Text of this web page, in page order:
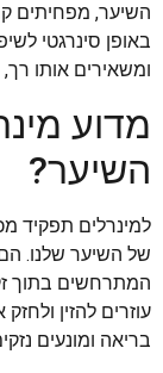
השיער, מפחיתים
באופן סינרגטי
ומשאירים אותו
מדוע
השיער?
למינרלים תפקיד
של השיער שלנו. הם
המתרחשים בתוך
עוזרים להזין
בריאה ומונעים